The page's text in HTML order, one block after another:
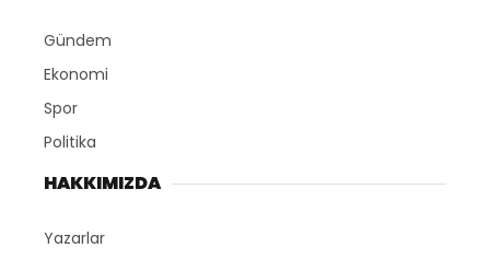
Gündem
Ekonomi
Spor
Politika
HAKKIMIZDA
Yazarlar